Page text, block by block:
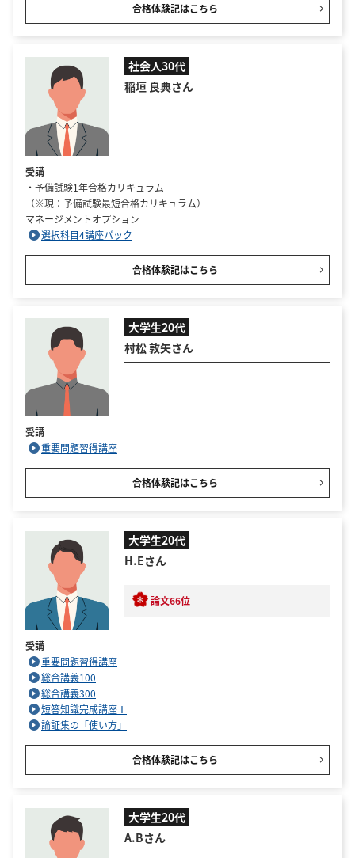
合格体験記はこちら
社会人30代
稲垣 良典さん
受講
・予備試験1年合格カリキュラム
（※現：予備試験最短合格カリキュラム）
マネージメントオプション
選択科目4講座パック
合格体験記はこちら
大学生20代
村松 敦矢さん
受講
重要問題習得講座
合格体験記はこちら
大学生20代
H.Eさん
論文66位
受講
重要問題習得講座
総合講義100
総合講義300
短答知識完成講座Ⅰ
論証集の「使い方」
合格体験記はこちら
大学生20代
A.Bさん